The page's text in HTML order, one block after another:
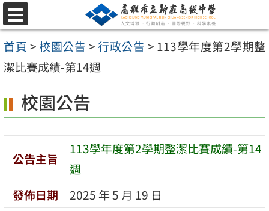
跳
至
主
要
容
區
選
單
首頁 >校園公告 >行政公告 > 113學年度第2學期整
潔比賽成績-第14週
校園公告
公告主旨
113學年度第2學期整潔比賽成績-第14
週
發佈日期
2025 年 5 月 19 日